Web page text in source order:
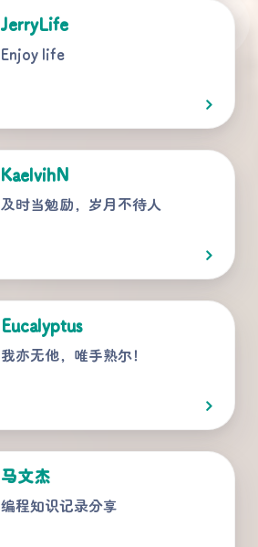
JerryLife
Enjoy life
KaelvihN
及时当勉励，岁月不待人
Eucalyptus
我亦无他，唯手熟尔！
马文杰
编程知识记录分享